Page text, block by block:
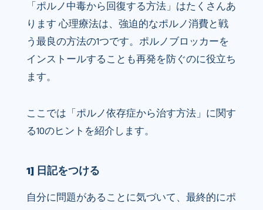
「ポルノ中毒から回復する方法」はたくさんあ
ります 心理療法は、強迫的なポルノ消費と戦
う最良の方法の1つです。ポルノブロッカーを
インストールすることも再発を防ぐのに役立ち
ます。
ここでは「ポルノ依存症から治す方法」に関す
る10のヒントを紹介します。
1] 日記をつける
自分に問題があることに気づいて、最終的にポ